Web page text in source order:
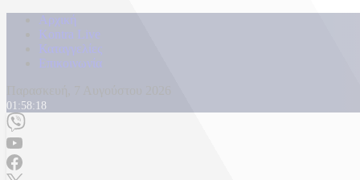
Αρχική
Kontra Live
Καταγγελίες
Επικοινωνία
01:58:20